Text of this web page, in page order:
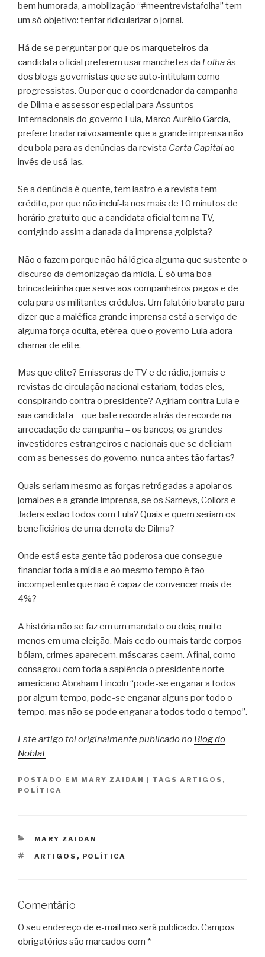
bem humorada, a mobilização “#meentrevistafolha” tem
um só objetivo: tentar ridicularizar o jornal.
Há de se perguntar por que os marqueteiros da
candidata oficial preferem usar manchetes da Folhaàs
dos blogs governistas que se auto-intitulam como
progressistas. Ou por que o coordenador da campanha
de Dilma e assessor especial para Assuntos
Internacionais do governo Lula, Marco Aurélio Garcia,
prefere bradar raivosamente que a grande imprensa não
deu bola para as denúncias da revista Carta Capitalao
invés de usá-las.
Se a denúncia é quente, tem lastro e a revista tem
crédito, por que não incluí-la nos mais de 10 minutos de
horário gratuito que a candidata oficial tem na TV,
corrigindo assim a danada da imprensa golpista?
Não o fazem porque não há lógica alguma que sustente o
discurso da demonização da mídia. É só uma boa
brincadeirinha que serve aos companheiros pagos e de
cola para os militantes crédulos. Um falatório barato para
dizer que a maléfica grande imprensa está a serviço de
alguma força oculta, etérea, que o governo Lula adora
chamar de elite.
Mas que elite? Emissoras de TV e de rádio, jornais e
revistas de circulação nacional estariam, todas eles,
conspirando contra o presidente? Agiriam contra Lula e
sua candidata – que bate recorde atrás de recorde na
arrecadação de campanha – os bancos, os grandes
investidores estrangeiros e nacionais que se deliciam
com as benesses do governo, nunca antes tão fartas?
Quais seriam mesmo as forças retrógadas a apoiar os
jornalões e a grande imprensa, se os Sarneys, Collors e
Jaders estão todos com Lula? Quais e quem seriam os
beneficiários de uma derrota de Dilma?
Onde está esta gente tão poderosa que consegue
financiar toda a mídia e ao mesmo tempo é tão
incompetente que não é capaz de convencer mais de
4%?
A história não se faz em um mandato ou dois, muito
menos em uma eleição. Mais cedo ou mais tarde corpos
bóiam, crimes aparecem, máscaras caem. Afinal, como
consagrou com toda a sapiência o presidente norte-
americano Abraham Lincoln “pode-se enganar a todos
por algum tempo, pode-se enganar alguns por todo o
tempo, mas não se pode enganar a todos todo o tempo”.
Este artigo foi originalmente publicado no Blog do
Noblat
POSTADO EM MARY ZAIDAN | TAGS ARTIGOS ,
POLÍTICA
CATEGORIAS
MARY ZAIDAN
TAGS
ARTIGOS , POLÍTICA
Comentário
O seu endereço de e-mail não será publicado. Campos
obrigatórios são marcados com *